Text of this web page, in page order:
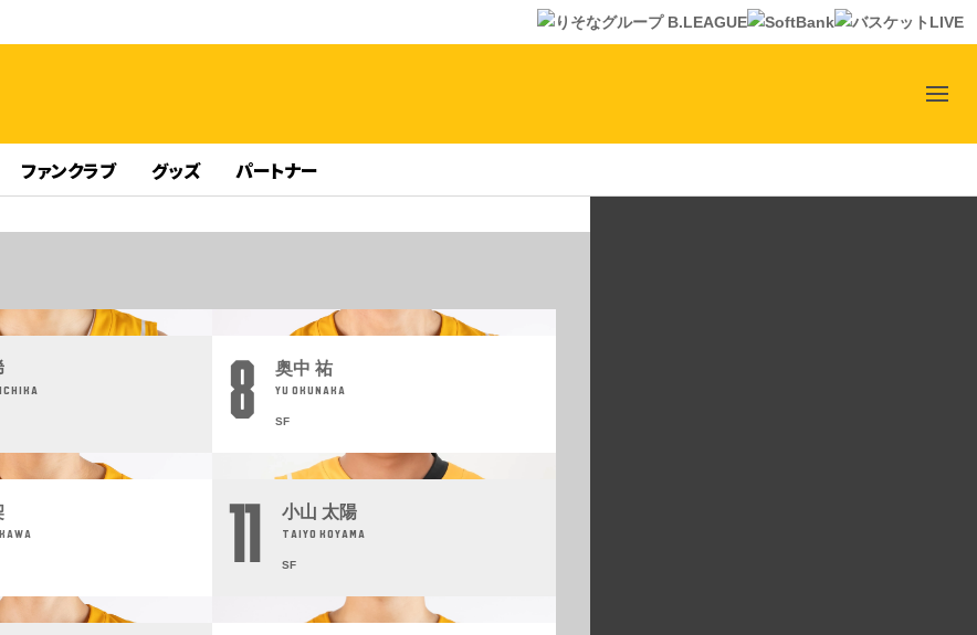
ファンクラブ グッズ パートナー
8 奥中 祐
YU OKUNAKA
SF
11 小山 太陽
TAIYO KOYAMA
SF